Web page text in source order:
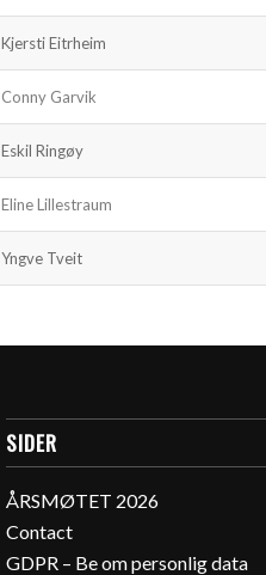
Kjersti Eitrheim
Conny Garvik
Eskil Ringøy
Eline Lillestraum
Yngve Tveit
SIDER
ÅRSMØTET 2026
Contact
GDPR – Be om personlig data